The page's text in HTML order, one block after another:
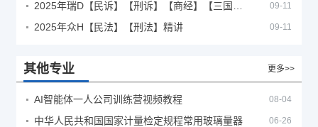
09-11
2025年众H【民法】【刑法】精讲 09-11
其他专业 更多>>
AI智能体一人公司训练营视频教程 08-04
中华人民共和国国家计量检定规程常用玻璃量器 06-26